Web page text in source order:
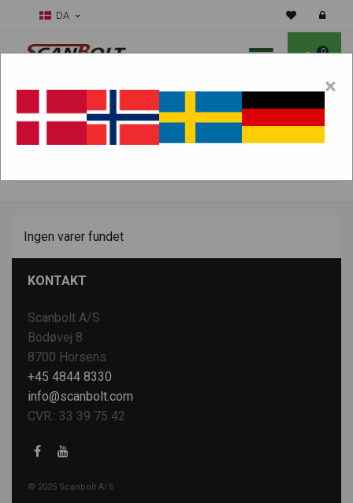
DA
0
Ingen varer fundet
KONTAKT
Scanbolt A/S
Bodøvej 8
8700 Horsens
+45 4844 8330
info@scanbolt.com
CVR.: 33 39 75 42
© 2025 Scanbolt A/S
×